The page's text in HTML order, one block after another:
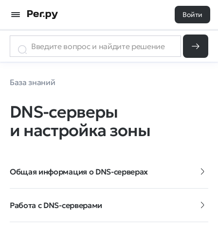
Войти
База знаний
DNS-серверы
и настройка зоны
Общая информация о DNS-серверах
Работа с DNS-серверами